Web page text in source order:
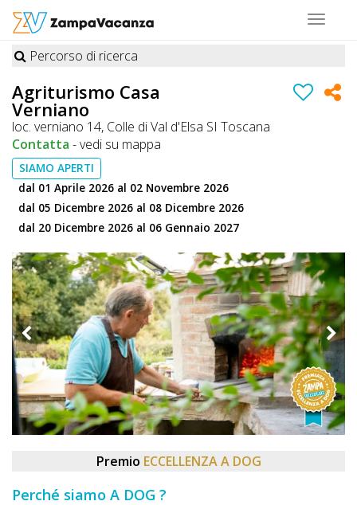
Toggle
STRUTTURE
A
DOG
LUOGHI
A
DOG
OFFERTE
A
DOG
INFO
DOG
Percorso di ricerca
Agriturismo Casa
Verniano
loc. verniano 14, Colle di Val d'Elsa SI Toscana
Contatta -vedi su mappa
SIAMO APERTI
dal 01 Aprile 2026 al 02 Novembre 2026
dal 05 Dicembre 2026 al 08 Dicembre 2026
dal 20 Dicembre 2026 al 06 Gennaio 2027
Premio ECCELLENZA A DOG
Perché siamo A DOG ?